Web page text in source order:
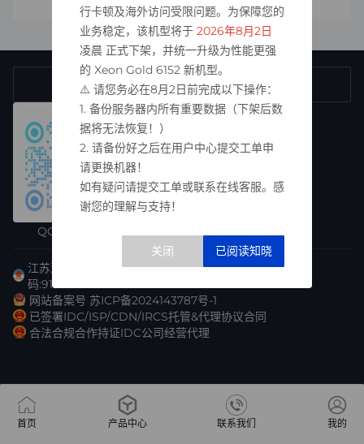
售前咨询热线17625615233
QQ交流群
江苏双东诚网络科技有限公司(社会统一信用代
码:91320214MAE28NU449
网站备案号 苏ICP备2024143787号-1
已签署IDC/ISP/CDN/IRCS托管&代理协议合同
合法合规合作持证IDC公司经营代理
首页 产品中心 联系我们 我的
行卡顿及海外访问受限问题。为保障您的
业务稳定，该机型将于 2026年8月2日
凌晨 正式下架，并统一升级为性能更强
的 Xeon Gold 6152 新机型。
⚠️ 请您务必在8月2日前完成以下操作：
1. 备份服务器内所有重要数据（下架后数
据将无法恢复！）
2. 请备份好之后在用户中心提交工单申
请更换机器！
如有疑问请提交工单或联系在线客服。感
谢您的理解与支持！